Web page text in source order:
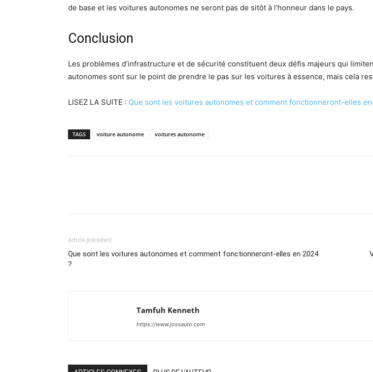
de base et les voitures autonomes ne seront pas de sitôt à l’honneur dans le pays.
Conclusion
Les problèmes d’infrastructure et de sécurité constituent deux défis majeurs qui
autonomes sont sur le point de prendre le pas sur les voitures à essence, mais cela
LISEZ LA SUITE : Que sont les voitures autonomes et comment fonctionneront-elles
TAGS voiture autonome voitures autonome
Article précédent
Que sont les voitures autonomes et comment fonctionneront-elles en 2024
?
Tamfuh Kenneth
https://www.jossauto.com